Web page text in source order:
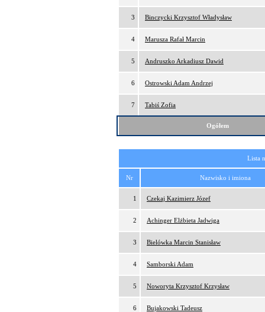
3 Binczycki Krzysztof Władysław
4 Marusza Rafał Marcin
5 Andruszko Arkadiusz Dawid
6 Ostrowski Adam Andrzej
7 Tabiś Zofia
Ogółem
Lista
Nr Nazwisko i imiona
1 Czekaj Kazimierz Józef
2 Achinger Elżbieta Jadwiga
3 Bielówka Marcin Stanisław
4 Samborski Adam
5 Noworyta Krzysztof Krzysław
6 Bujakowski Tadeusz